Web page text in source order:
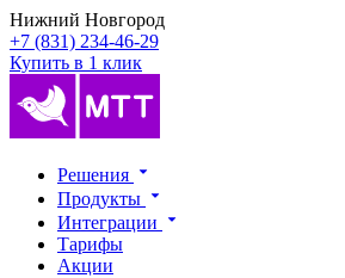
Нижний Новгород
+7 (831) 234-46-29
Купить в 1 клик
Решения
Продукты
Интеграции
Тарифы
Акции